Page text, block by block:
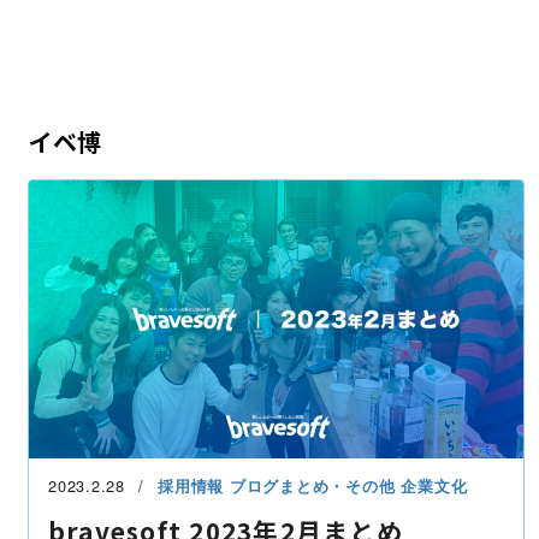
イベ博
2023.2.28 採用情報 ブログまとめ・その他企業文化
bravesoft 2023年2月まとめ